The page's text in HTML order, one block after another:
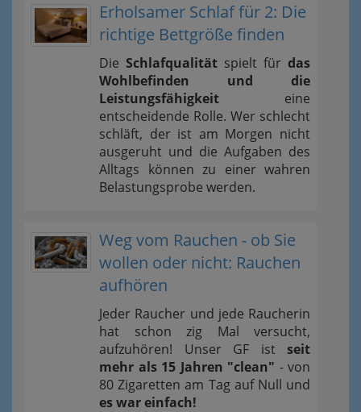
Erholsamer Schlaf für 2: Die
richtige Bettgröße finden
Die Schlafqualität spielt für das
Wohlbefinden und die
Leistungsfähigkeit eine
entscheidende Rolle. Wer schlecht
schläft, der ist am Morgen nicht
ausgeruht und die Aufgaben des
Alltags können zu einer wahren
Belastungsprobe werden.
Weg vom Rauchen - ob Sie
wollen oder nicht: Rauchen
aufhören
Jeder Raucher und jede Raucherin
hat schon zig Mal versucht,
aufzuhören! Unser GF ist seit
mehr als 15 Jahren "clean" - von
80 Zigaretten am Tag auf Null und
es war einfach!